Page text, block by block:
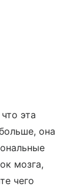
эта
она
мозга,
чего